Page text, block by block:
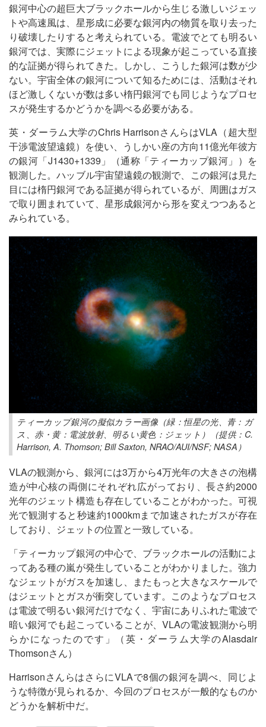
銀河中心の超巨大ブラックホールから生じる激しいジェッ
トや高速風は、星形成に必要な銀河内の物質を取り去った
り破壊したりすると考えられている。電波でとても明るい
銀河では、実際にジェットによる現象が起こっている直接
的な証拠が得られてきた。しかし、こうした銀河は数が少
ない。宇宙全体の銀河について知るためには、活動はそれ
ほど激しくないが数は多い楕円銀河でも同じようなプロセ
スが発生するかどうかを調べる必要がある。
英・ダーラム大学のChris HarrisonさんらはVLA（超大型
干渉電波望遠鏡）を使い、うしかい座の方向11億光年彼方
の銀河「J1430+1339」（通称「ティーカップ銀河」）を
観測した。ハッブル宇宙望遠鏡の観測で、この銀河は見た
目には楕円銀河である証拠が得られているが、周囲はガス
で取り囲まれていて、星形成銀河から形を変えつつあると
みられている。
ティーカップ銀河の擬似カラー画像（緑：恒星の光、青：ガ
ス、赤・黄：電波放射、明るい黄色：ジェット）（提供：C.
Harrison, A. Thomson; Bill Saxton, NRAO/AUI/NSF; NASA）
VLAの観測から、銀河には3万から4万光年の大きさの泡構
造が中心核の両側にそれぞれ広がっており、長さ約2000
光年のジェット構造も存在していることがわかった。可視
光で観測すると秒速約1000kmまで加速されたガスが存在
しており、ジェットの位置と一致している。
「ティーカップ銀河の中心で、ブラックホールの活動によ
ってある種の嵐が発生していることがわかりました。強力
なジェットがガスを加速し、またもっと大きなスケールで
はジェットとガスが衝突しています。このようなプロセス
は電波で明るい銀河だけでなく、宇宙にありふれた電波で
暗い銀河でも起こっていることが、VLAの電波観測から明
らかになったのです」（英・ダーラム大学のAlasdair
Thomsonさん）
HarrisonさんらはさらにVLAで8個の銀河を調べ、同じよ
うな特徴が見られるか、今回のプロセスが一般的なものか
どうかを解析中だ。